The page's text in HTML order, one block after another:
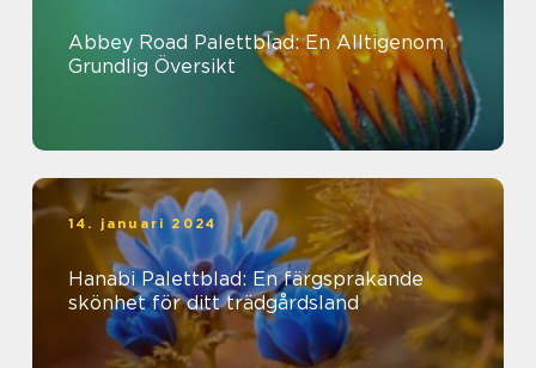
Abbey Road Palettblad: En Alltigenom
Grundlig Översikt
14. januari 2024
Hanabi Palettblad: En färgsprakande
skönhet för ditt trädgårdsland